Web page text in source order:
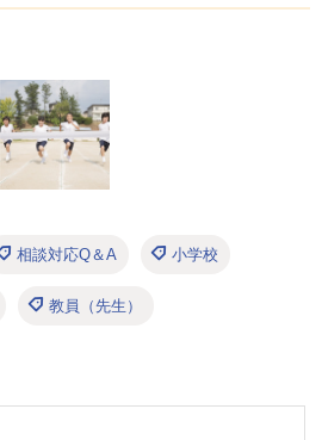
相談対応Q＆A 小学校
教員（先生）